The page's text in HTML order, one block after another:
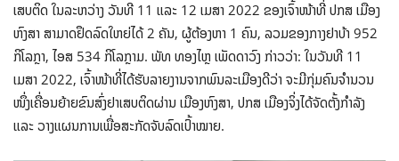
ເສບຕິດ ໃນລະຫວ່າງ ວັນທີ 11 ແລະ 12 ເມສາ 2022 ຂອງເຈົ້າໜ້າທີ່ ປກສ ເມືອງ
ຫົງສາ ສາມາດຢຶດລົດໃຫຍ່ໄດ້ 2 ຄັນ, ຜູ້ຕ້ອງຫາ 1 ຄົນ, ລວມຂອງກາງຢາບ້າ 952
ກິໂລກຼາ, ໄອສ 534 ກິໂລກຼາມ. ພັທ ທອງໄຫຼ ເພັດດາວົງ ກ່າວວ່າ: ໃນວັນທີ 11
ເມສາ 2022, ເຈົ້າໜ້າທີ່ໄດ້ຮັບລາຍງານຈາກພົນລະເມືອງດີວ່າ ຈະມີກຸ່ມຄົນຈຳນວນ
ໜຶ່ງເຄື່ອນຍ້າຍຂົນສົ່ງຢາເສບຕິດຜ່ານ ເມືອງຫົງສາ, ປກສ ເມືອງຈິ່ງໄດ້ຈັດຕັ້ງກຳລັງ
ແລະ ວາງແຜນການເພື່ອສະກັດຈັບລົດເປົ້າໝາຍ.